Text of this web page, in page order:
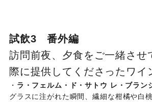
試飲3 番外編
訪問前夜、夕食をご一緒させ
際に提供してくださったワイ
・ ラ・フェルム・ド・サトウ レ・ブラン
グラスに注がれた瞬間、繊細な柑橘や白